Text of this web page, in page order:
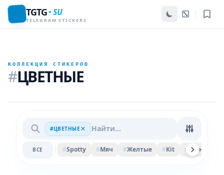
TGTG SU
TELEGRAM STICKERS
КОЛЛЕКЦИЯ СТИКЕРОВ
#ЦВЕТНЫЕ
#ЦВЕТНЫЕ
ВСЕ #Spotty #Мяч #Желтые #Kit # Весна